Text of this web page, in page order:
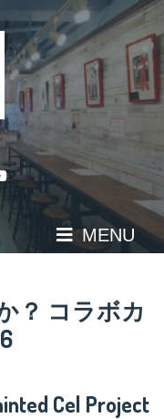
MENU
？ コラボカ
Cel Project